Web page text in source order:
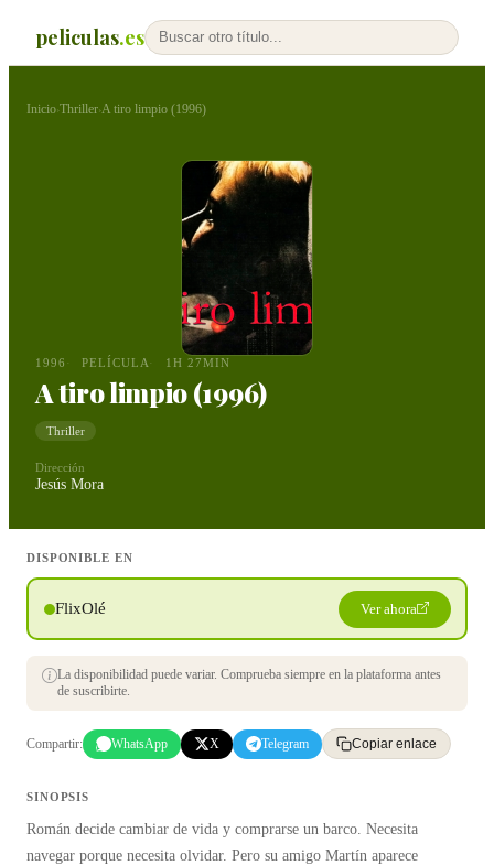
peliculas.es
Inicio›Thriller›A tiro limpio (1996)
1996 PELÍCULA 1H 27MIN
A tiro limpio (1996)
Thriller
Dirección
Jesús Mora
DISPONIBLE EN
FlixOlé Ver ahora
La disponibilidad puede variar. Comprueba siempre en la plataforma antes
de suscribirte.
Compartir: WhatsApp X Telegram Copiar enlace
SINOPSIS
Román decide cambiar de vida y comprarse un barco. Necesita
navegar porque necesita olvidar. Pero su amigo Martín aparece